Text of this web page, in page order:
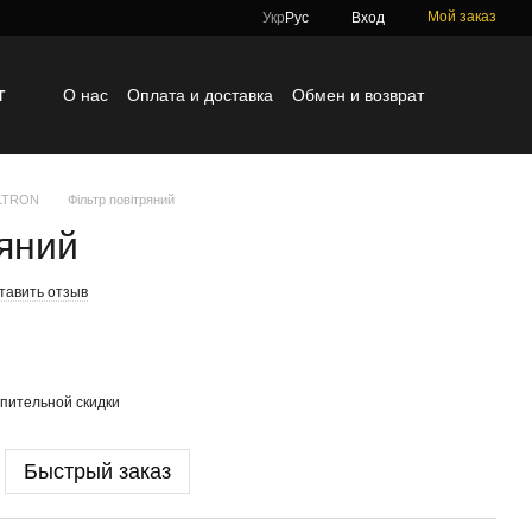
Укр Рус Вход Мой заказ
О нас Оплата и доставка
Обмен и возврат
Фільтр повітряний
отзыв
скидки
Быстрый заказ